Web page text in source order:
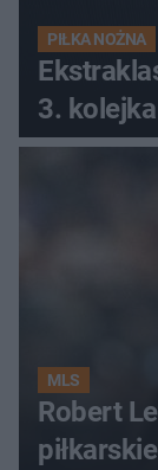
PIŁKA NOŻNA
3.
MLS
Robert